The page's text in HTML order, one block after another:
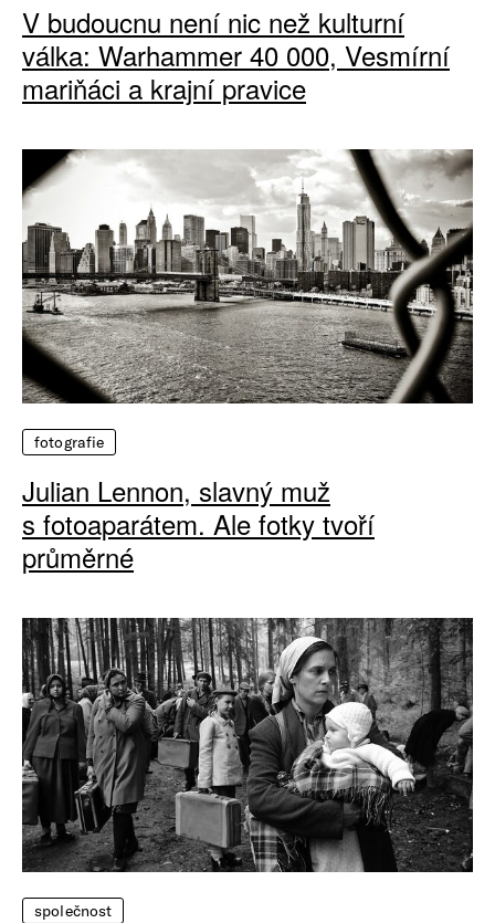
V budoucnu není nic než kulturní
válka: Warhammer 40 000, Vesmírní
mariňáci a krajní pravice
fotografie
Julian Lennon, slavný muž
s fotoaparátem. Ale fotky tvoří
průměrné
společnost